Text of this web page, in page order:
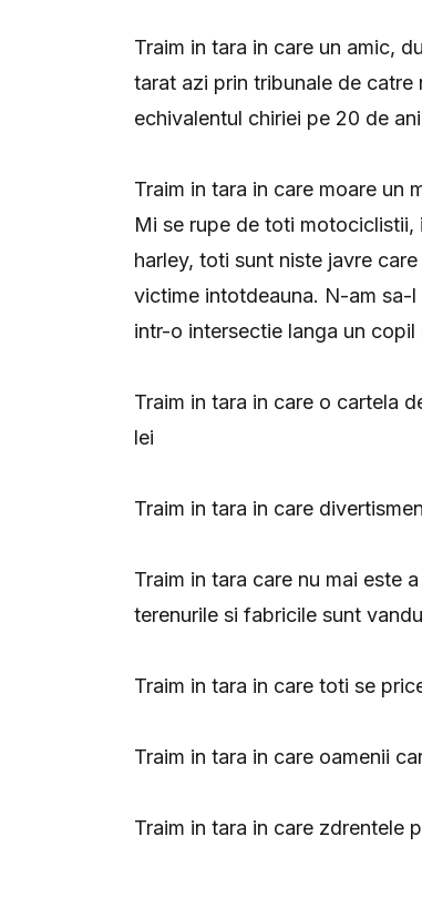
Traim in tara in care un amic,
tarat azi prin tribunale de catre
echivalentul chiriei pe 20 de
Traim in tara in care moare un
Mi se rupe de toti motociclistii,
harley, toti sunt niste javre
victime intotdeauna. N-am sa-
intr-o intersectie langa un
Traim in tara in care o cartela
lei
Traim in tara in care
Traim in tara care nu mai este
terenurile si fabricile sunt
Traim in tara in care toti se
Traim in tara in care oamenii
Traim in tara in care zdrentele